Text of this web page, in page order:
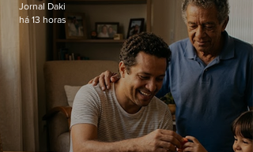
Jornal Daki
há 13 horas